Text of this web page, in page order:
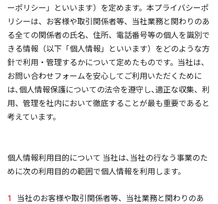
ーポリシー」といいます）を定めます。本プライバシーポ
リシーは、お客様や取引関係者等、当社業務と関わりのあ
る全ての関係者の氏名、住所、電話番号等の個人を識別で
きる情報（以下「個人情報」といいます）をどのような方
針で利用・管理するかについて定めたものです。当社は、
お問い合わせフォームを安心してご利用いただくために
は､個人情報保護についての法令を遵守し､適正な収集、利
用、管理を社内において徹底することが最も重要であると
考えています。
個人情報利用目的について 当社は､当社の行なう事業のた
めに次の利用目的の範囲で個人情報を利用します。
当社のお客様や取引関係者等、当社業務と関わりのあ